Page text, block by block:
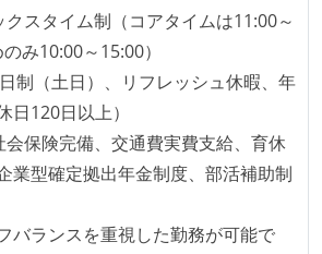
れるコードには、全てコードレビュ
グラミングを実施している
グは随時行われるべき」という価値
が共有しており、日常的に実施して
ング規約をチーム全体で遵守するよ
には自動的にリグレッションテスト
スタイム制（コアタイムは11:00～
み10:00～15:00）
制（土日）、リフレッシュ休暇、年
日120日以上）
保険完備、交通費実費支給、育休
業型確定拠出年金制度、部活補助制
バランスを重視した勤務が可能で